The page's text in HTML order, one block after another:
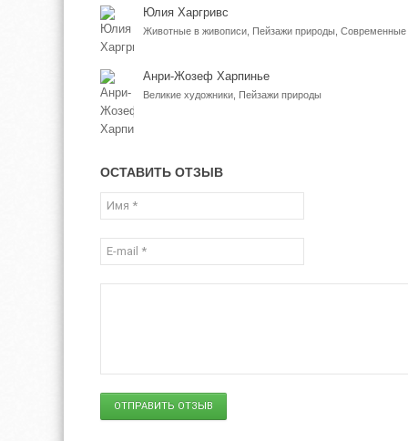
Юлия Харгривс
Анри-Жозеф Харпинье
Великие художники, Пейзажи природы
ОСТАВИТЬ ОТЗЫВ
ОТПРАВИТЬ ОТЗЫВ